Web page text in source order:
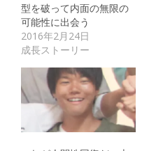
型を破って内面の無限の
可能性に出会う
2016年2月24日
成長ストーリー